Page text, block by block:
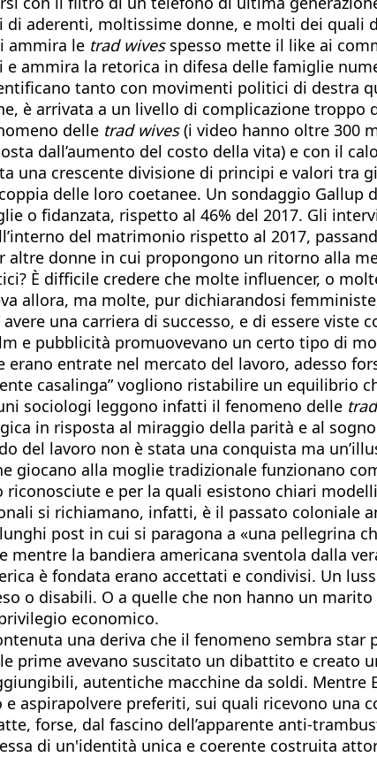
aderenti, moltissime donne, e molti dei quali
ammira le trad wivesspesso mette il like ai
ammira la retorica in difesa delle famiglie
tanto con movimenti politici di destra
è arrivata a un livello di complicazione troppo
delle trad wives(i video hanno oltre 300
dall’aumento del costo della vita) e con il
una crescente divisione di principi e valori tra
delle loro coetanee. Un sondaggio Gallup
o fidanzata, rispetto al 46% del 2017. Gli
del matrimonio rispetto al 2017,
altre donne in cui propongono un ritorno alla
È difficile credere che molte influencer, o
allora, ma molte, pur dichiarandosi
una carriera di successo, e di essere viste
e pubblicità promuovevano un certo tipo di
entrate nel mercato del lavoro, adesso
casalinga” vogliono ristabilire un equilibrio
sociologi leggono infatti il fenomeno delle
in risposta al miraggio della parità e al
del lavoro non è stata una conquista ma
giocano alla moglie tradizionale funzionano
e per la quali esistono chiari
si richiamano, infatti, è il passato coloniale
post in cui si paragona a «una pellegrina
la bandiera americana sventola dalla
è fondata erano accettati e condivisi. Un
o disabili. O a quelle che non hanno un
economico.
una deriva che il fenomeno sembra
prime avevano suscitato un dibattito e creato
autentiche macchine da soldi.
aspirapolvere preferiti, sui quali ricevono una
forse, dal fascino dell’apparente anti-
di un'identità unica e coerente costruita